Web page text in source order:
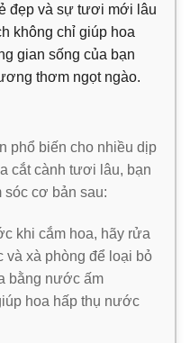
đẹp và sự tươi mới lâu
không chỉ giúp hoa
gian sống của bạn
thơm ngọt ngào.
phổ biến cho nhiều dịp
cắt cành tươi lâu, bạn
sóc cơ bản sau:
khi cắm hoa, hãy rửa
xà phòng để loại bỏ
bằng nước ấm
hoa hấp thụ nước